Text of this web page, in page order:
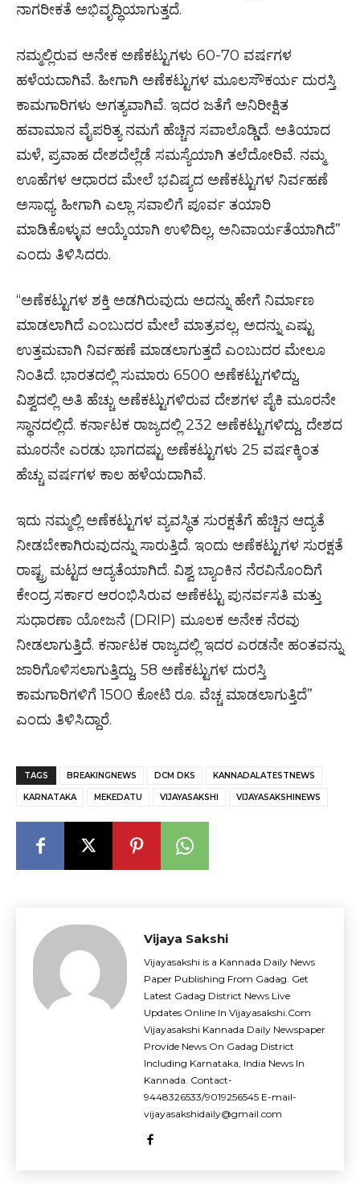
ನಾಗರೀಕತೆ ಅಭಿವೃದ್ಧಿಯಾಗುತ್ತದೆ.
ನಮ್ಮಲ್ಲಿರುವ ಅನೇಕ ಅಣೆಕಟ್ಟುಗಳು 60-70 ವರ್ಷಗಳ
ಹಳೆಯದಾಗಿವೆ. ಹೀಗಾಗಿ ಅಣೆಕಟ್ಟುಗಳ ಮೂಲಸೌಕರ್ಯ ದುರಸ್ತಿ
ಕಾಮಗಾರಿಗಳು ಅಗತ್ಯವಾಗಿವೆ. ಇದರ ಜತೆಗೆ ಅನಿರೀಕ್ಷಿತ
ಹವಾಮಾನ ವೈಪರಿತ್ಯ ನಮಗೆ ಹೆಚ್ಚಿನ ಸವಾಲೊಡ್ಡಿದೆ. ಅತಿಯಾದ
ಮಳೆ, ಪ್ರವಾಹ ದೇಶದೆಲ್ಲೆಡೆ ಸಮಸ್ಯೆಯಾಗಿ ತಲೆದೋರಿವೆ. ನಮ್ಮ
ಊಹೆಗಳ ಆಧಾರದ ಮೇಲೆ ಭವಿಷ್ಯದ ಅಣೆಕಟ್ಟುಗಳ ನಿರ್ವಹಣೆ
ಅಸಾಧ್ಯ. ಹೀಗಾಗಿ ಎಲ್ಲಾ ಸವಾಲಿಗೆ ಪೂರ್ವ ತಯಾರಿ
ಮಾಡಿಕೊಳ್ಳುವ ಆಯ್ಕೆಯಾಗಿ ಉಳಿದಿಲ್ಲ, ಅನಿವಾರ್ಯತೆಯಾಗಿದೆ”
ಎಂದು ತಿಳಿಸಿದರು.
“ಅಣೆಕಟ್ಟುಗಳ ಶಕ್ತಿ ಅಡಗಿರುವುದು ಅದನ್ನು ಹೇಗೆ ನಿರ್ಮಾಣ
ಮಾಡಲಾಗಿದೆ ಎಂಬುದರ ಮೇಲೆ ಮಾತ್ರವಲ್ಲ, ಅದನ್ನು ಎಷ್ಟು
ಉತ್ತಮವಾಗಿ ನಿರ್ವಹಣೆ ಮಾಡಲಾಗುತ್ತದೆ ಎಂಬುದರ ಮೇಲೂ
ನಿಂತಿದೆ. ಭಾರತದಲ್ಲಿ ಸುಮಾರು 6500 ಅಣೆಕಟ್ಟುಗಳಿದ್ದು,
ವಿಶ್ವದಲ್ಲಿ ಅತಿ ಹೆಚ್ಚು ಅಣೆಕಟ್ಟುಗಳಿರುವ ದೇಶಗಳ ಪೈಕಿ ಮೂರನೇ
ಸ್ಥಾನದಲ್ಲಿದೆ. ಕರ್ನಾಟಕ ರಾಜ್ಯದಲ್ಲಿ 232 ಅಣೆಕಟ್ಟುಗಳಿದ್ದು, ದೇಶದ
ಮೂರನೇ ಎರಡು ಭಾಗದಷ್ಟು ಅಣೆಕಟ್ಟುಗಳು 25 ವರ್ಷಕ್ಕಿಂತ
ಹೆಚ್ಚು ವರ್ಷಗಳ ಕಾಲ ಹಳೆಯದಾಗಿವೆ.
ಇದು ನಮ್ಮಲ್ಲಿ ಅಣೆಕಟ್ಟುಗಳ ವ್ಯವಸ್ಥಿತ ಸುರಕ್ಷತೆಗೆ ಹೆಚ್ಚಿನ ಆದ್ಯತೆ
ನೀಡಬೇಕಾಗಿರುವುದನ್ನು ಸಾರುತ್ತಿದೆ. ಇಂದು ಅಣೆಕಟ್ಟುಗಳ ಸುರಕ್ಷತೆ
ರಾಷ್ಟ್ರ ಮಟ್ಟದ ಆದ್ಯತೆಯಾಗಿದೆ. ವಿಶ್ವ ಬ್ಯಾಂಕಿನ ನೆರವಿನೊಂದಿಗೆ
ಕೇಂದ್ರ ಸರ್ಕಾರ ಆರಂಭಿಸಿರುವ ಅಣೆಕಟ್ಟು ಪುನರ್ವಸತಿ ಮತ್ತು
ಸುಧಾರಣಾ ಯೋಜನೆ (DRIP) ಮೂಲಕ ಅನೇಕ ನೆರವು
ನೀಡಲಾಗುತ್ತಿದೆ. ಕರ್ನಾಟಕ ರಾಜ್ಯದಲ್ಲಿ ಇದರ ಎರಡನೇ ಹಂತವನ್ನು
ಜಾರಿಗೊಳಿಸಲಾಗುತ್ತಿದ್ದು, 58 ಅಣೆಕಟ್ಟುಗಳ ದುರಸ್ತಿ
ಕಾಮಗಾರಿಗಳಿಗೆ 1500 ಕೋಟಿ ರೂ. ವೆಚ್ಚ ಮಾಡಲಾಗುತ್ತಿದೆ”
ಎಂದು ತಿಳಿಸಿದ್ದಾರೆ.
TAGS BREAKINGNEWS DCM DKS KANNADALATESTNEWS
KARNATAKA MEKEDATU VIJAYASAKSHI VIJAYASAKSHINEWS
Vijaya Sakshi
Vijayasakshi is a Kannada Daily News
Paper Publishing From Gadag. Get
Latest Gadag District News Live
Updates Online In Vijayasakshi.Com
Vijayasakshi Kannada Daily Newspaper
Provide News On Gadag District
Including Karnataka, India News In
Kannada. Contact-
9448326533/9019256545 E-mail-
vijayasakshidaily@gmail.com